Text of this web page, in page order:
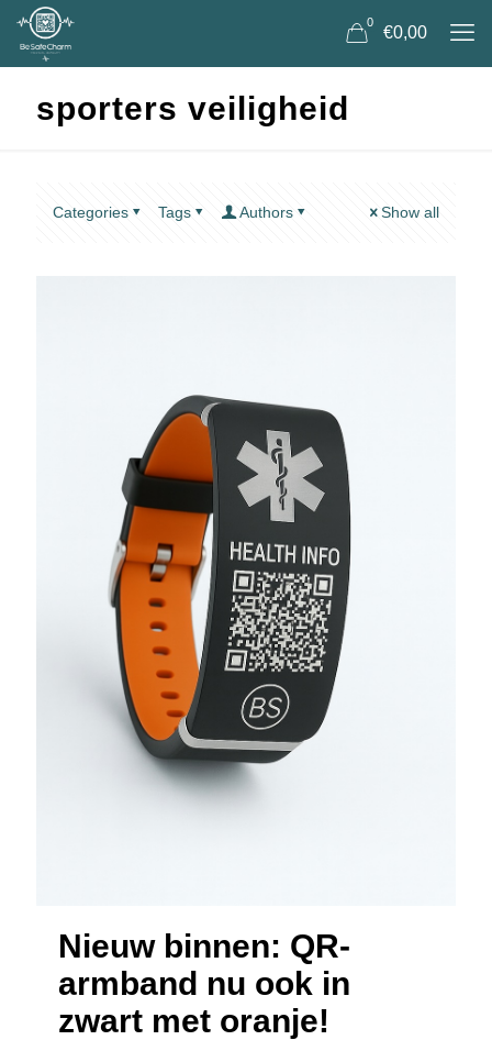
0
€0,00
sporters veiligheid
Categories Tags Authors Show all
Nieuw binnen: QR-
armband nu ook in
zwart met oranje!